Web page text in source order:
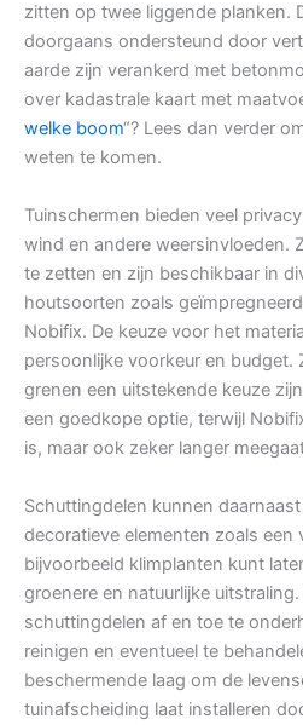
zitten op twee liggende planken.
doorgaans ondersteund door
aarde zijn verankerd met
over kadastrale kaart met
welke boom“? Lees dan verder
weten te komen.
Tuinschermen bieden veel
wind en andere weersinvloeden.
te zetten en zijn beschikbaar in
houtsoorten zoals
Nobifix. De keuze voor het
persoonlijke voorkeur en budget.
grenen een uitstekende keuze
een goedkope optie, terwijl
is, maar ook zeker langer
Schuttingdelen kunnen
decoratieve elementen zoals
bijvoorbeeld klimplanten kunt
groenere en natuurlijke
schuttingdelen af en toe te
reinigen en eventueel te
beschermende laag om de
tuinafscheiding laat installeren